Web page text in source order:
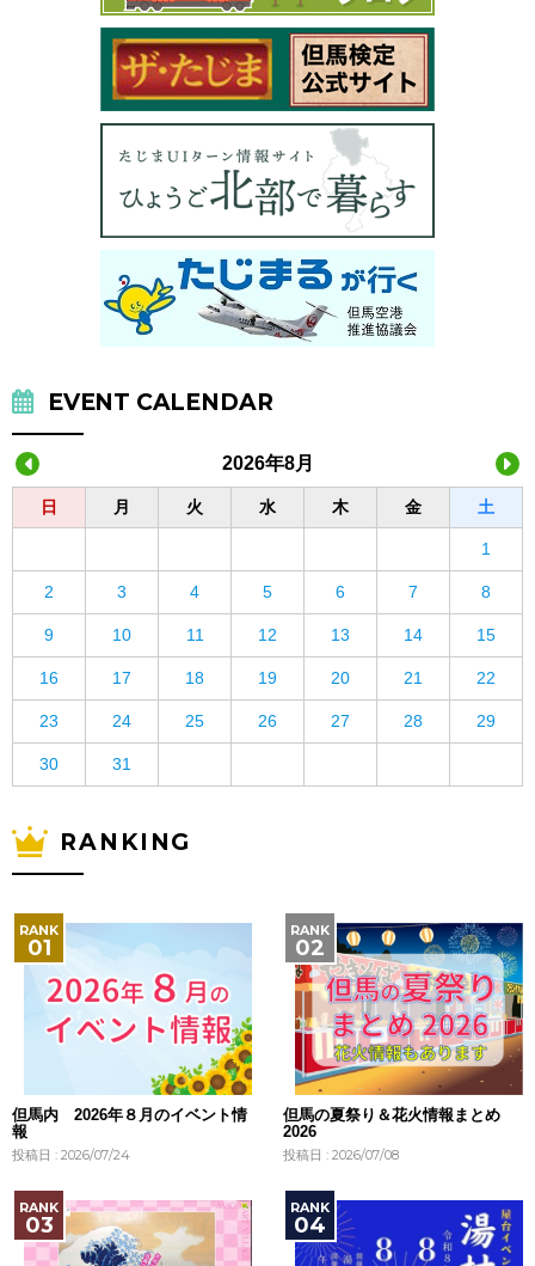
EVENT CALENDAR
2026年8月
日 月 火 水 木 金 土
1
2 3 4 5 6 7 8
9 10 11 12 13 14 15
16 17 18 19 20 21 22
23 24 25 26 27 28 29
30 31
RANKING
但馬内 2026年８月のイベント情
報
投稿日 : 2026/07/24
但馬の夏祭り＆花火情報まとめ
2026
投稿日 : 2026/07/08